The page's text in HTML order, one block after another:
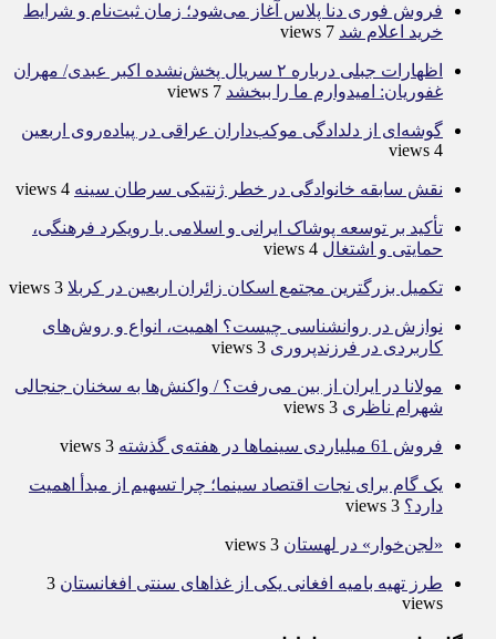
فروش فوری دنا پلاس آغاز می‌شود؛ زمان ثبت‌نام و شرایط
خرید اعلام شد 7 views
اظهارات جبلی درباره ۲ سریال پخش‌نشده اکبر عبدی/ مهران
غفوریان: امیدوارم ما را ببخشد 7 views
گوشه‌ای از دلدادگی موکب‌داران عراقی در پیاده‌روی اربعین
4 views
نقش سابقه خانوادگی در خطر ژنتیکی سرطان سینه 4 views
تأکید بر توسعه پوشاک ایرانی و اسلامی با رویکرد فرهنگی،
حمایتی و اشتغال 4 views
تکمیل بزرگترین مجتمع اسکان زائران اربعین در کربلا 3 views
نوازش در روانشناسی چیست؟ اهمیت، انواع و روش‌های
کاربردی در فرزندپروری 3 views
مولانا در ایران از بین می‌رفت؟ / واکنش‌ها به سخنان جنجالی
شهرام ناظری 3 views
فروش 61 میلیاردی سینماها در هفته‌ی گذشته 3 views
یک گام برای نجات اقتصاد سینما؛ چرا تسهیم از مبدأ اهمیت
دارد؟ 3 views
«لجن‌خوار» در لهستان 3 views
طرز تهیه بامیه افغانی یکی از غذاهای سنتی افغانستان 3
views